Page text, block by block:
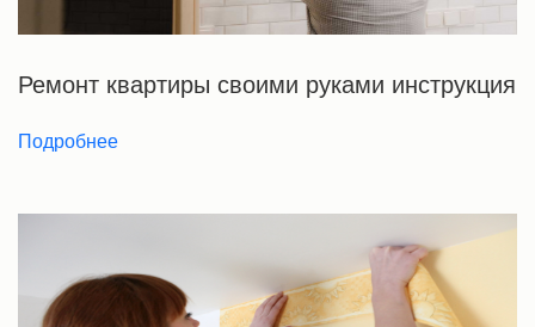
Ремонт квартиры своими руками инструкция
Подробнее